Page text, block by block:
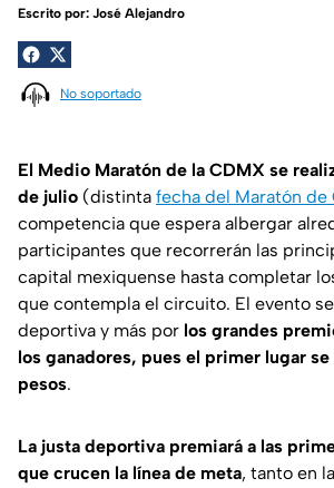
Escrito por: José Alejandro
No soportado
El Medio Maratón de la CDMX se
de julio (distinta fecha del Maratón de
competencia que espera albergar
participantes que recorrerán las
capital mexiquense hasta completar
que contempla el circuito. El evento
deportiva y más por los grandes
los ganadores, pues el primer lugar
pesos.
La justa deportiva premiará a las
que crucen la línea de meta, tanto en